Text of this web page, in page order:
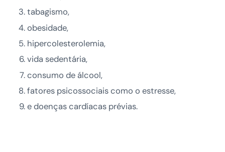
tabagismo,
obesidade,
hipercolesterolemia,
vida sedentária,
consumo de álcool,
fatores psicossociais como o estresse,
e doenças cardíacas prévias.